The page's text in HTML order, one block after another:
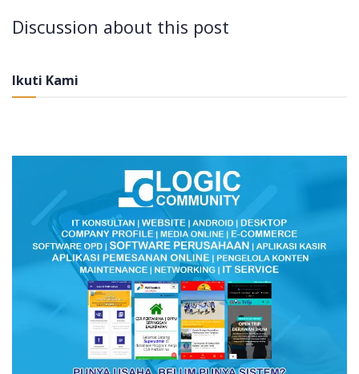
Discussion about this post
Ikuti Kami